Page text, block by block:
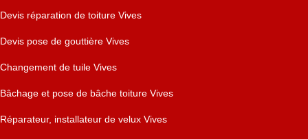
Devis réparation de toiture Vives
Devis pose de gouttière Vives
Changement de tuile Vives
Bâchage et pose de bâche toiture Vives
Réparateur, installateur de velux Vives